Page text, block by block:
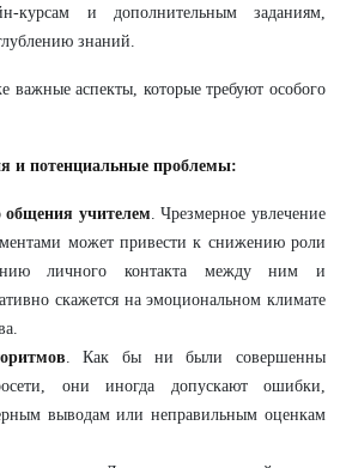
курсам и дополнительным заданиям,
знаний.
важные аспекты, которые требуют особого
и потенциальные проблемы:
учителем. Чрезмерное увлечение
может привести к снижению роли
личного контакта между ним и
скажется на эмоциональном климате
. Как бы ни были совершенны
они иногда допускают ошибки,
выводам или неправильным оценкам